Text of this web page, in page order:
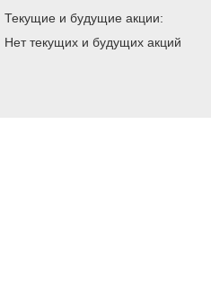
Текущие и будущие акции:
Нет текущих и будущих акций